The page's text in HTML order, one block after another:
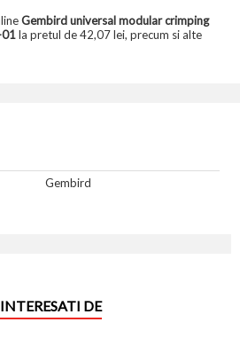
Gembird universal modular crimping
01la pretul de 42,07 lei, precum si alte
Gembird
DE